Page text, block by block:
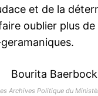
et de la
oublier plus
Archives Politique du